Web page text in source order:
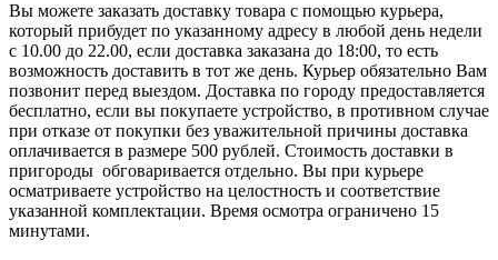
Вы можете заказать доставку товара с помощью курьера,
который прибудет по указанному адресу в любой день недели
с 10.00 до 22.00, если доставка заказана до 18:00, то есть
возможность доставить в тот же день. Курьер обязательно Вам
позвонит перед выездом. Доставка по городу предоставляется
бесплатно, если вы покупаете устройство, в противном случае
при отказе от покупки без уважительной причины доставка
оплачивается в размере 500 рублей. Стоимость доставки в
пригороды обговаривается отдельно. Вы при курьере
осматриваете устройство на целостность и соответствие
указанной комплектации. Время осмотра ограничено 15
минутами.